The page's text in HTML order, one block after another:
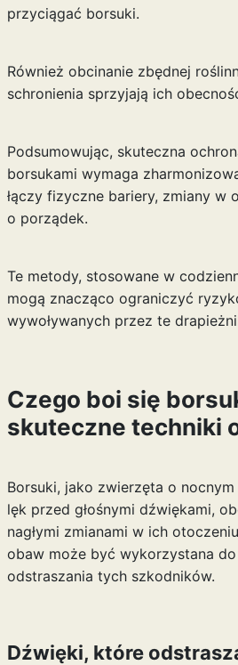
przyciągać borsuki.
Również obcinanie zbędnej
schronienia sprzyjają ich
Podsumowując, skuteczna
borsukami wymaga
łączy fizyczne bariery, zmiany w
o porządek.
Te metody, stosowane w
mogą znacząco ograniczyć
wywoływanych przez te
Czego boi się
skuteczne techniki
Borsuki, jako zwierzęta o
lęk przed głośnymi dźwiękami,
nagłymi zmianami w ich
obaw może być wykorzystana
odstraszania tych szkodników.
Dźwięki, które